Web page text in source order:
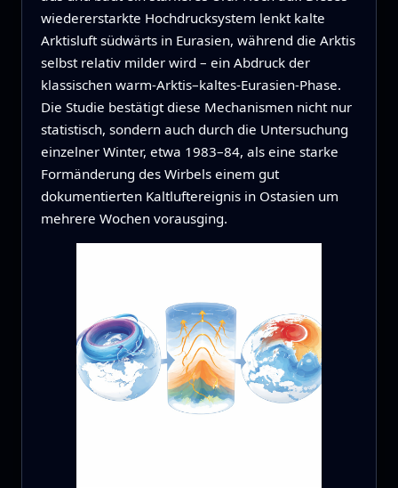
wiedererstarkte Hochdrucksystem lenkt kalte
Arktisluft südwärts in Eurasien, während die Arktis
selbst relativ milder wird – ein Abdruck der
klassischen warm-Arktis–kaltes-Eurasien-Phase.
Die Studie bestätigt diese Mechanismen nicht nur
statistisch, sondern auch durch die Untersuchung
einzelner Winter, etwa 1983–84, als eine starke
Formänderung des Wirbels einem gut
dokumentierten Kaltluftereignis in Ostasien um
mehrere Wochen vorausging.